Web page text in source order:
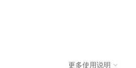
更多使用说明 